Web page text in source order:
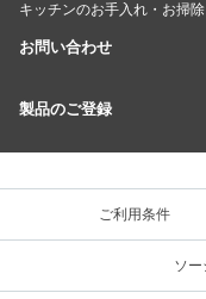
キッチンのお手入れ・お掃除
お問い合わせ
製品のご登録
ご利用条件
ソ